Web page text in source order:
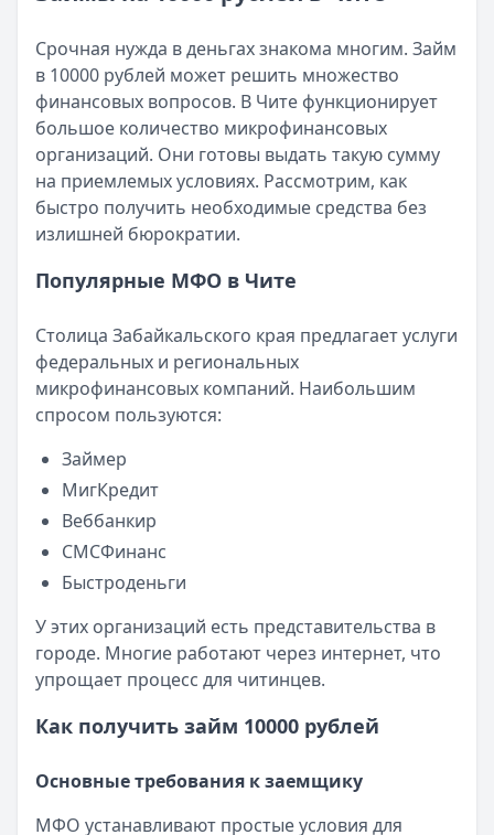
Все статьи
Опубликовано:5 декабря 2025 г.
Категория:МФО
Читать новость
Срочный микрозайм 15 000 ₽ на карту: свежая
Кратко:Нужны 15 000 рублей на карту прямо сегодня?
Опубликовано:5 декабря 2025 г.
Категория: МФО
Читать новость
Кратко:В III квартале 2025 года владельцы iPhone
Категория:МФО
Читать новость
57 сервисов микрозаймов через Госуслуги: где
Кратко:Авторизация через Госуслуги ускоряет
Опубликовано:
МФО
Читать новость
Смс о «одобренном займе» от Bigmani Ru: как
Кратко:Пришло СМС об одобрении займа от Bigmani
Опубликовано:23 ноября 2025 г.
Читать новость
Все новости
Срочная нужда в деньгах знакома многим. Займ
в 10000 рублей может решить множество
финансовых вопросов. В Чите функционирует
большое количество микрофинансовых
организаций. Они готовы выдать такую сумму
на приемлемых условиях. Рассмотрим, как
быстро получить необходимые средства без
излишней бюрократии.
Популярные МФО в Чите
Столица Забайкальского края предлагает услуги
федеральных и региональных
микрофинансовых компаний. Наибольшим
спросом пользуются:
Займер
МигКредит
Веббанкир
СМСФинанс
Быстроденьги
У этих организаций есть представительства в
городе. Многие работают через интернет, что
упрощает процесс для читинцев.
Как получить займ 10000 рублей
Основные требования к заемщику
МФО устанавливают простые условия для